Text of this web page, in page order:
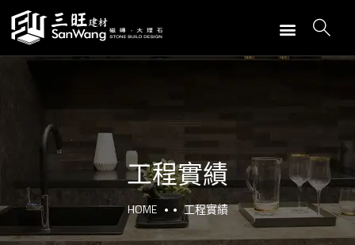
工程實績
HOME 工程實績